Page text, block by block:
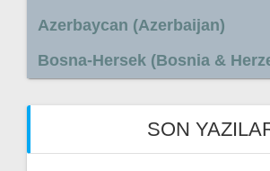
Azerbaycan (Azerbaijan)
Bosna-Hersek (Bosnia &
SON